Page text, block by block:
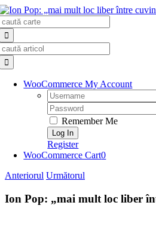
Skip
to
content
WooCommerce My Account
Username:
Password:
Remember Me
Register
WooCommerce Cart0
Anteriorul Următorul
Ion Pop: „mai mult loc liber